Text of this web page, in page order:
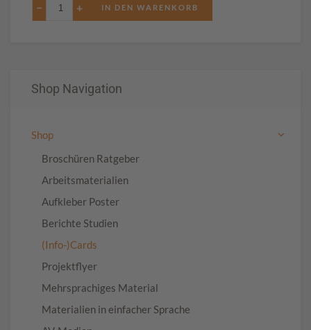
− +
Shop Navigation
Shop
Broschüren Ratgeber
Arbeitsmaterialien
Aufkleber Poster
Berichte Studien
(Info-)Cards
Projektflyer
Mehrsprachiges Material
Materialien in einfacher Sprache